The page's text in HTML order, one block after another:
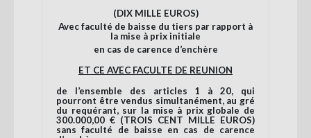
(DIX MILLE EUROS)
Avec faculté de baisse du tiers par rapport à
la mise à prix initiale
en cas de carence d’enchère
ET CE AVEC FACULTE DE REUNION
de l’ensemble des articles 1 à 20, qui
pourront être vendus simultanément, au gré
du requérant, sur la mise à prix globale de
300.000,00 € (TROIS CENT MILLE EUROS)
sans faculté de baisse en cas de carence